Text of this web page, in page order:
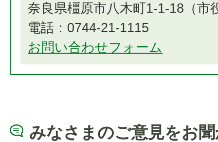
奈良県橿原市八木町1-1-18（市
電話：0744-21-1115
お問い合わせフォーム
みなさまのご意見をお